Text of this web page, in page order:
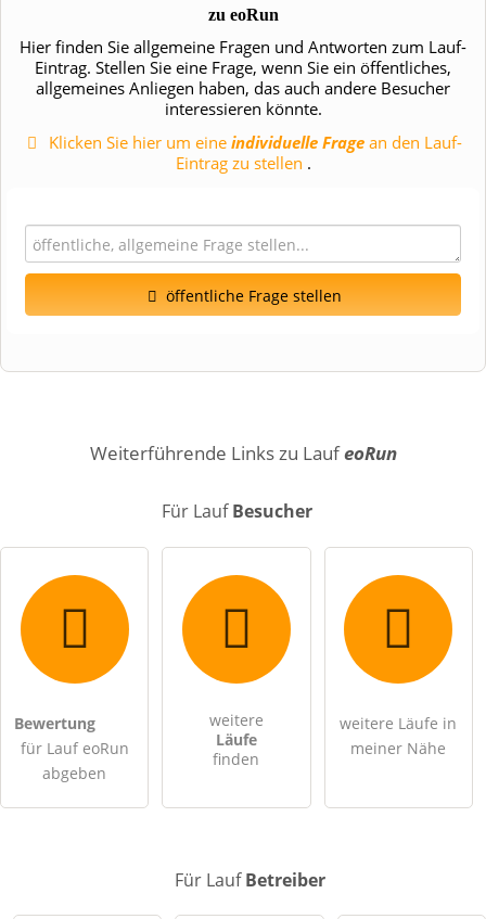
zu eoRun
Hier finden Sie allgemeine Fragen und Antworten zum Lauf-
Eintrag. Stellen Sie eine Frage, wenn Sie ein öffentliches,
allgemeines Anliegen haben, das auch andere Besucher
interessieren könnte.
Klicken Sie hier um eineindividuelle Frage an den Lauf-
Eintrag zu stellen .
öffentliche Frage stellen
Hiermit akzeptiere ich dieAGB
Bitte beachten Sie, öffentliche Fragen sind
Weiterführende Links zu LaufeoRun
Für LaufBesucher
Bewertung
für Lauf eoRun
abgeben
weitere
Läufe
finden
weitere Läufe in
meiner Nähe
Für LaufBetreiber